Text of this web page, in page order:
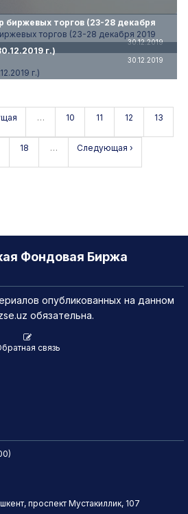
биржевых торгов (23-28 декабря
30.12.2019
г.)
30.12.2019
… 10 11 12 13
18 … Следующая ›
Фондовая Биржа
опубликованных на данном
обязательна.
связь
проспект Мустакиллик, 107